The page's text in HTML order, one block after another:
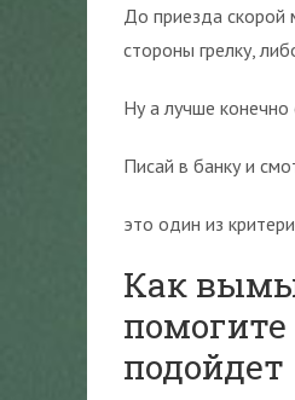
До приезда скорой
стороны грелку,
Ну а лучше конечно
Писай в банку и
это один из
Как
подойдет